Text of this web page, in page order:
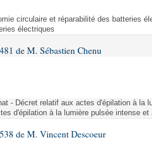
circulaire et réparabilité des batteries
électriques
de M. Sébastien Chenu
- Décret relatif aux actes d'épilation à la
d'épilation à la lumière pulsée intense et
de M. Vincent Descoeur